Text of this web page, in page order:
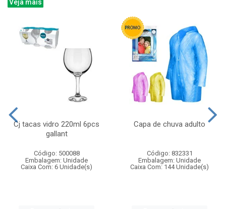
Veja mais
Cj tacas vidro 220ml 6pcs
gallant
Código: 500088
Embalagem: Unidade
Caixa Com: 6 Unidade(s)
Capa de chuva adulto
Código: 832331
Embalagem: Unidade
Caixa Com: 144 Unidade(s)